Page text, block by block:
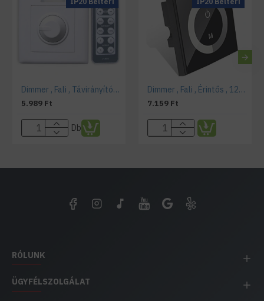
Dimmer , Fali , Távirányítós , 12V (8A/96W)
5.989 Ft
Db
Dimmer , Fali , Érintős , 12V (8A/96W) fekete
7.159 Ft
RÓLUNK
ÜGYFÉLSZOLGÁLAT